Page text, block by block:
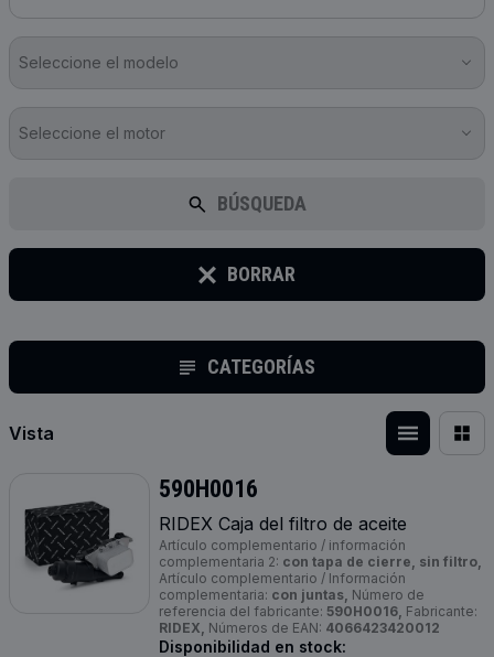
Seleccione el modelo
Seleccione el motor
BÚSQUEDA
BORRAR
CATEGORÍAS
Vista
590H0016
RIDEX Caja del filtro de aceite
Artículo complementario / información
complementaria 2: con tapa de cierre, sin filtro,
Artículo complementario / Información
complementaria: con juntas, Número de
referencia del fabricante: 590H0016, Fabricante:
RIDEX, Números de EAN: 4066423420012
Disponibilidad en stock: